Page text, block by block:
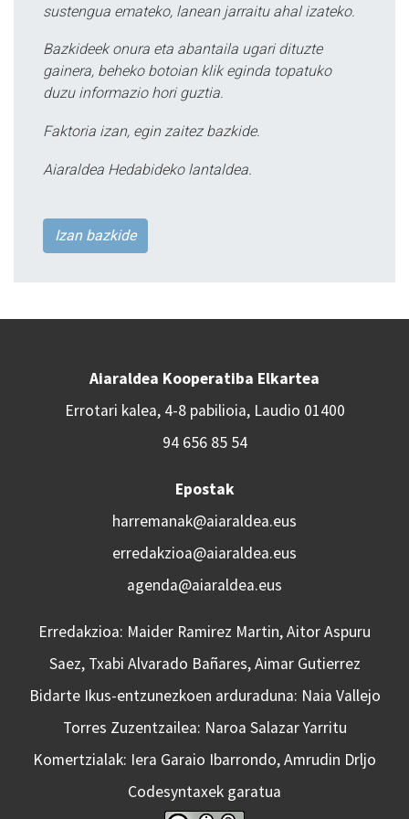
sustengua emateko, lanean jarraitu ahal izateko.
Bazkideek onura eta abantaila ugari dituzte
gainera, beheko botoian klik eginda topatuko
duzu informazio hori guztia.
Faktoria izan, egin zaitez bazkide.
Aiaraldea Hedabideko lantaldea.
Izan bazkide
Aiaraldea Kooperatiba Elkartea
Errotari kalea, 4-8 pabilioia, Laudio 01400
94 656 85 54
Epostak
harremanak@aiaraldea.eus
erredakzioa@aiaraldea.eus
agenda@aiaraldea.eus
Erredakzioa: Maider Ramirez Martin, Aitor Aspuru
Saez, Txabi Alvarado Bañares, Aimar Gutierrez
Bidarte Ikus-entzunezkoen arduraduna: Naia Vallejo
Torres Zuzentzailea: Naroa Salazar Yarritu
Komertzialak: Iera Garaio Ibarrondo, Amrudin Drljo
Codesyntaxek garatua